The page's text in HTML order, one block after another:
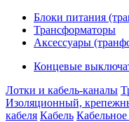
Блоки питания
Трансформаторы
Аксессуары
Концевые
Лотки и кабель-каналы
Изоляционный,
кабеля Кабель